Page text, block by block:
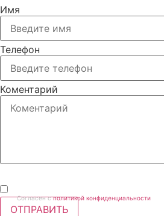
Имя
Телефон
Коментарий
Согласен с политикой конфиденциальности
ОТПРАВИТЬ